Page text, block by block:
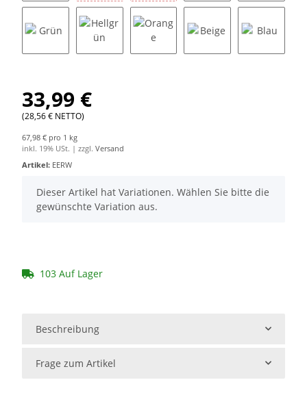
Weiß Schwarz Grau TransparentGelb
33,99 €
(28,56 € NETTO)
67,98 € pro 1 kg
inkl. 19% USt. | zzgl. Versand
Artikel: EERW
x
Dieser Artikel hat Variationen. Wählen Sie bitte die
gewünschte Variation aus.
103 Auf Lager
Beschreibung
Frage zum Artikel